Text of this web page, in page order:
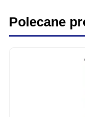
Polecane